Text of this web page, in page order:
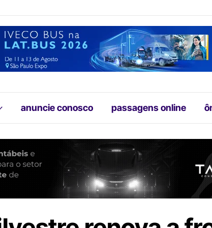
anuncie conosco passagens online